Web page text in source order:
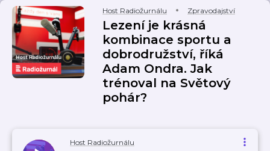
Host Radiožurnálu Zpravodajství
Lezení je krásná
kombinace sportu a
dobrodružství, říká
Adam Ondra. Jak
trénoval na Světový
pohár?
Host Radiožurnálu